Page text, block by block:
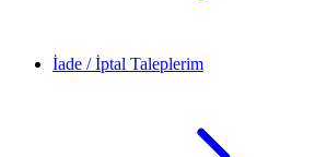
İade / İptal Taleplerim